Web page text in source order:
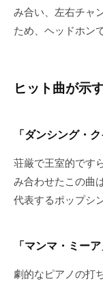
み合い、左右チャ
ため、ヘッドホン
ヒット曲が示
「ダンシング・ク
荘厳で王室的です
み合わせたこの曲
代表するポップシ
「マンマ・ミーア
劇的なピアノの打